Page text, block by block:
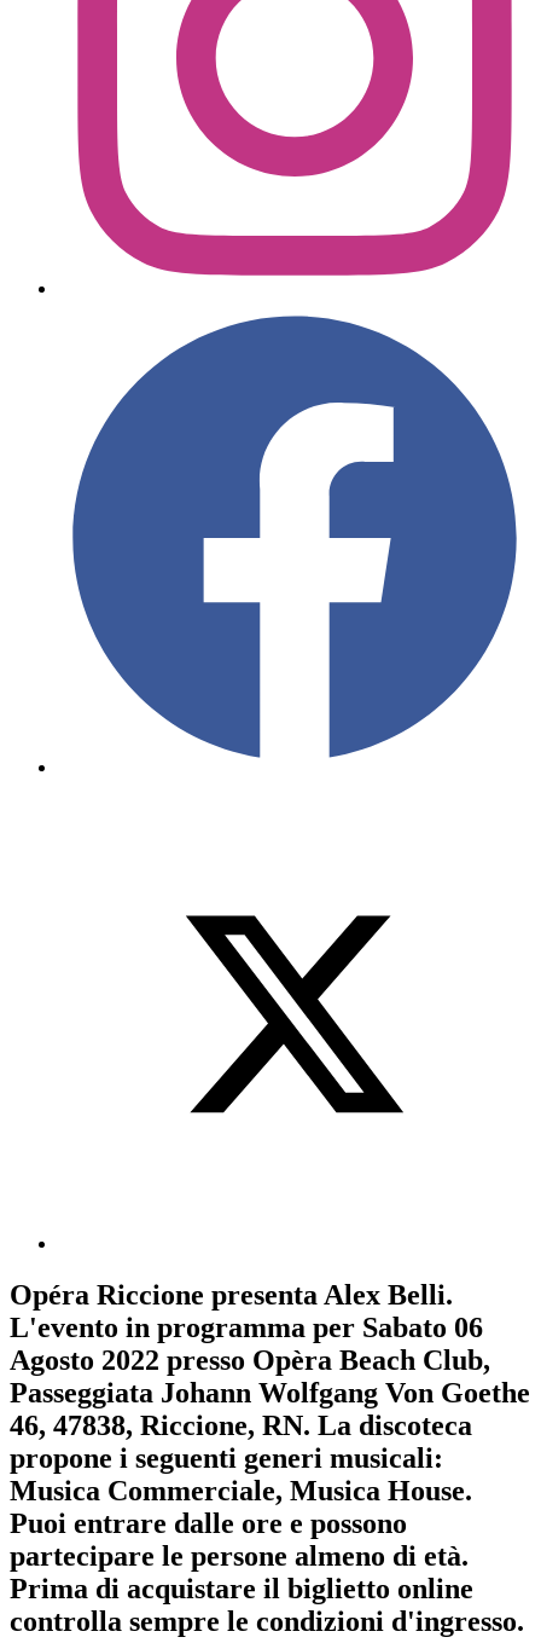
Opéra Riccione presentaAlex Belli.
L'evento in programma per Sabato 06
Agosto 2022 presso Opèra Beach Club,
Passeggiata Johann Wolfgang Von Goethe
46, 47838, Riccione, RN. La discoteca
propone i seguenti generi musicali:
Musica Commerciale, Musica House.
Puoi entrare dalle ore e possono
partecipare le persone almeno di età.
Prima di acquistare il biglietto online
controlla sempre le condizioni d'ingresso.